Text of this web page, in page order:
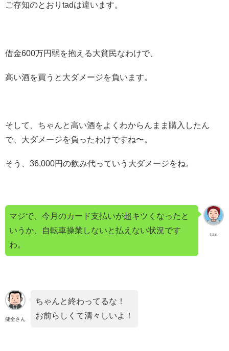
ご存知のとおりtadは違います。
借金600万円弱を抱える大貧民なわけで、
高い酒を買うと大ダメージを負います。
そして、ちゃんと高い酒をよくわからんまま購入したん
で、大ダメージを負ったわけですね〜。
そう、36,000円の飲み代っていう大ダメージをね。
tad
マジで、今月のカード支払いが超キツくなったと
いうか、自転車操業しないと払えない状況です
わ。
健全さん
ちゃんと終わってるな！
お前らしくて清々しいよ！